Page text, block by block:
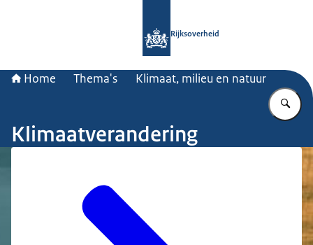
Rijksoverheid
Home Thema's Klimaat, milieu en natuur
Klimaatverandering